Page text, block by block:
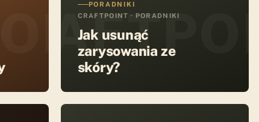
PORADNIKI
CRAFTPOINT · PORADNIKI
Jak usunąć
zarysowania ze
skóry?